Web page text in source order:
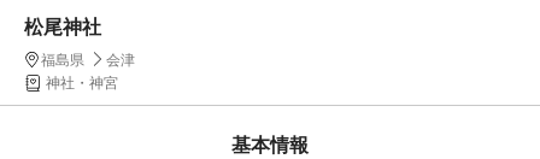
松尾神社
福島県
会津
神社・神宮
基本情報